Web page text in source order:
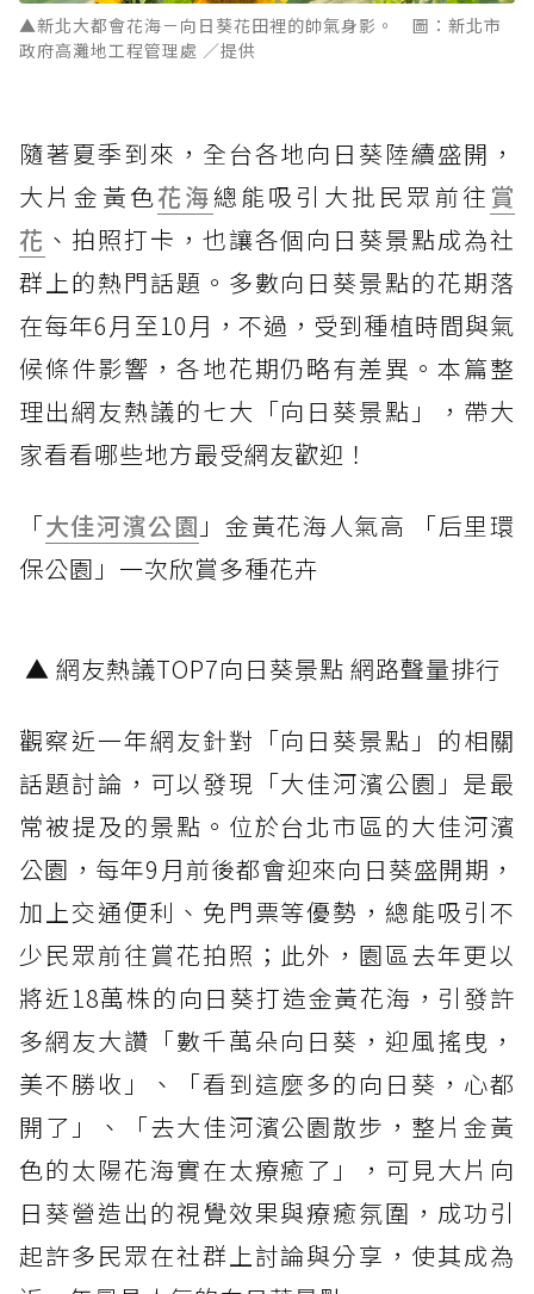
▲新北大都會花海－向日葵花田裡的帥氣身影。 圖：新北市
政府高灘地工程管理處 ／提供
隨著夏季到來，全台各地向日葵陸續盛開，
大片金黃色花海總能吸引大批民眾前往 賞
花 、拍照打卡，也讓各個向日葵景點成為社
群上的熱門話題。多數向日葵景點的花期落
在每年6月至10月，不過，受到種植時間與氣
候條件影響，各地花期仍略有差異。本篇整
理出網友熱議的七大「向日葵景點」，帶大
家看看哪些地方最受網友歡迎！
「大佳河濱公園 」金黃花海人氣高 「后里環
保公園」一次欣賞多種花卉
▲ 網友熱議TOP7向日葵景點 網路聲量排行
觀察近一年網友針對「向日葵景點」的相關
話題討論，可以發現「大佳河濱公園」是最
常被提及的景點。位於台北市區的大佳河濱
公園，每年9月前後都會迎來向日葵盛開期，
加上交通便利、免門票等優勢，總能吸引不
少民眾前往賞花拍照；此外，園區去年更以
將近18萬株的向日葵打造金黃花海，引發許
多網友大讚「數千萬朵向日葵，迎風搖曳，
美不勝收」、「看到這麼多的向日葵，心都
開了」、「去大佳河濱公園散步，整片金黃
色的太陽花海實在太療癒了」，可見大片向
日葵營造出的視覺效果與療癒氛圍，成功引
起許多民眾在社群上討論與分享，使其成為